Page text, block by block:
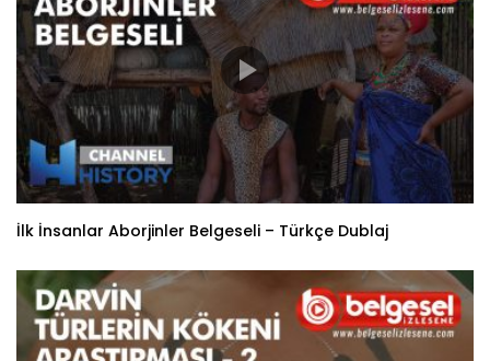
İlk İnsanlar Aborjinler Belgeseli – Türkçe Dublaj